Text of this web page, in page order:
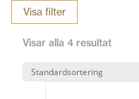
Visa filter
Visar alla 4 resultat